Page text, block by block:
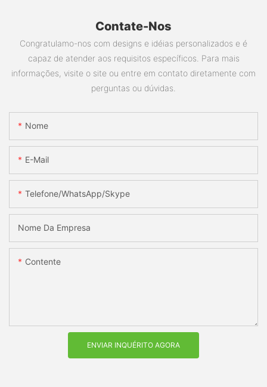
Contate-Nos
Congratulamo-nos com designs e idéias personalizados e é
capaz de atender aos requisitos específicos. Para mais
informações, visite o site ou entre em contato diretamente com
perguntas ou dúvidas.
Nome
E-Mail
Telefone/WhatsApp/Skype
Nome Da Empresa
Contente
ENVIAR INQUÉRITO AGORA